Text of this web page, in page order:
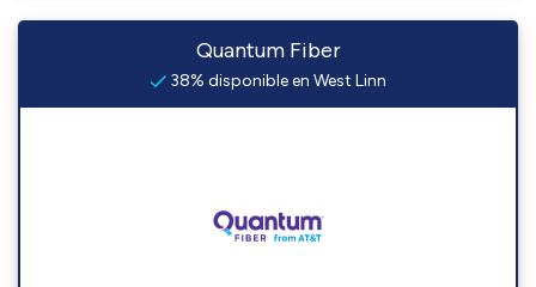
Quantum Fiber
38% disponible en West Linn